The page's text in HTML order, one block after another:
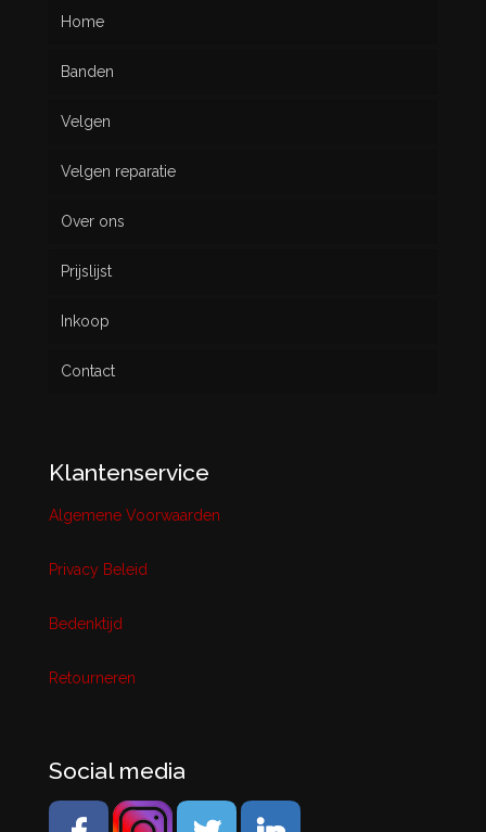
Home
Banden
Nieuw
Gebruikt
Velgen
Velgen reparatie
Over ons
Prijslijst
Inkoop
Contact
Klantenservice
Algemene Voorwaarden
Privacy Beleid
Bedenktijd
Retourneren
Social media